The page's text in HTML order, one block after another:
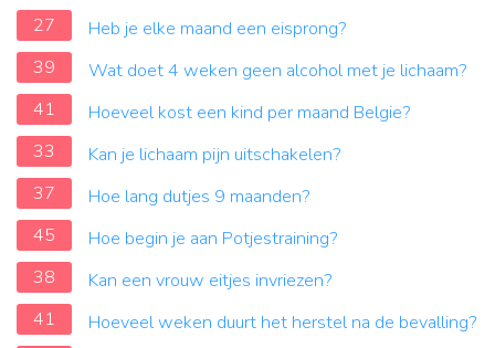
27
Heb je elke maand een eisprong?
39
Wat doet 4 weken geen alcohol met je lichaam?
41
Hoeveel kost een kind per maand Belgie?
33
Kan je lichaam pijn uitschakelen?
37
Hoe lang dutjes 9 maanden?
45
Hoe begin je aan Potjestraining?
38
Kan een vrouw eitjes invriezen?
41
Hoeveel weken duurt het herstel na de bevalling?